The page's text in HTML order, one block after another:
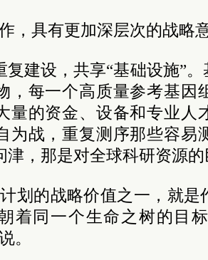
，具有更加深层次的战略
复建设，共享“基础设施”
，每一个高质量参考基因
量的资金、设备和专业人
为战，重复测序那些容易
津，那是对全球科研资源
划的战略价值之一，就
着同一个生命之树的目
。